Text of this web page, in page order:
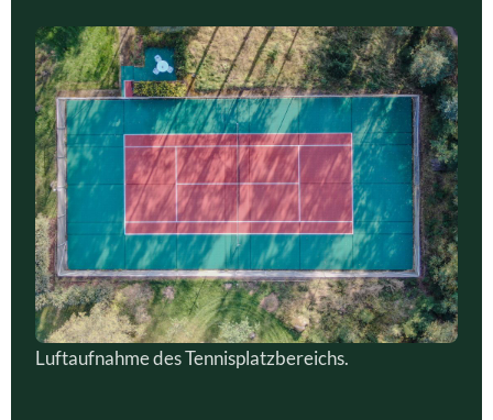
Luftaufnahme des Tennisplatzbereichs.